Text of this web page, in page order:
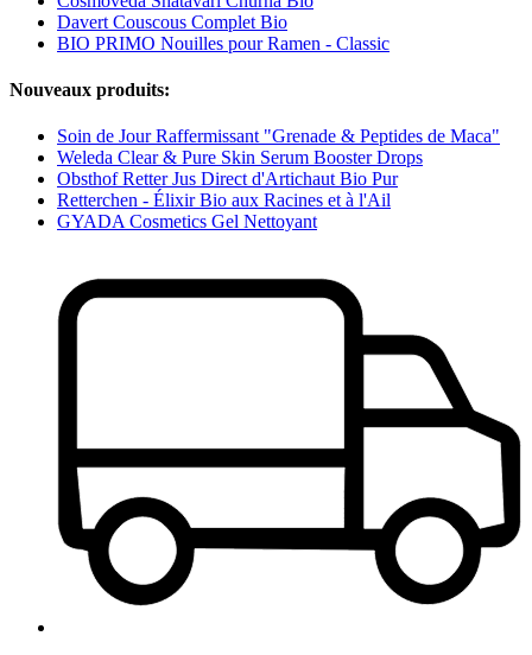
Davert Couscous Complet Bio
BIO PRIMO Nouilles pour Ramen - Classic
Nouveaux produits:
Soin de Jour Raffermissant "Grenade & Peptides de Maca"
Weleda Clear & Pure Skin Serum Booster Drops
Obsthof Retter Jus Direct d'Artichaut Bio Pur
Retterchen - Élixir Bio aux Racines et à l'Ail
GYADA Cosmetics Gel Nettoyant